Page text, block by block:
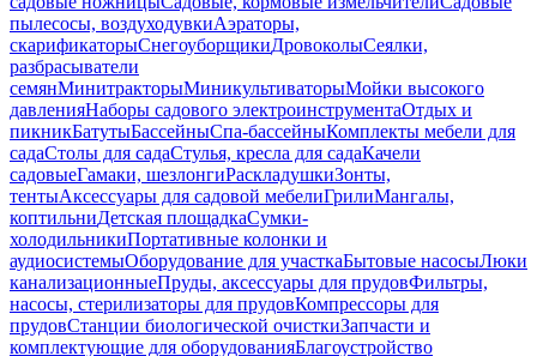
пылесосы, воздуходувкиАэраторы,
скарификаторыСнегоуборщикиДровоколыСеялки,
разбрасыватели
семянМинитракторыМиникультиваторыМойки высокого
давленияНаборы садового электроинструментаОтдых и
пикникБатутыБассейныСпа-бассейныКомплекты мебели для
садаСтолы для садаСтулья, кресла для садаКачели
садовыеГамаки, шезлонгиРаскладушкиЗонты,
тентыАксессуары для садовой мебелиГрилиМангалы,
коптильниДетская площадкаСумки-
холодильникиПортативные колонки и
аудиосистемыОборудование для участкаБытовые насосыЛюки
канализационныеПруды, аксессуары для прудовФильтры,
насосы, стерилизаторы для прудовКомпрессоры для
прудовСтанции биологической очисткиЗапчасти и
комплектующие для оборудованияБлагоустройство